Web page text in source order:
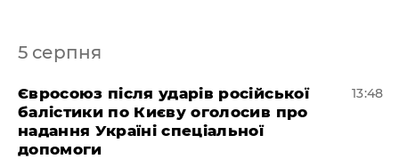
5 серпня
Євросоюз після ударів російської
балістики по Києву оголосив про
надання Україні спеціальної
допомоги
13:48